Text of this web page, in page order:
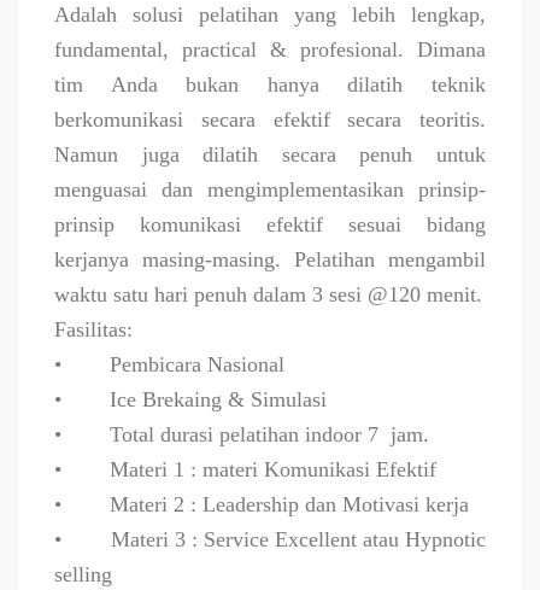
Adalah solusi pelatihan yang lebih lengkap,
fundamental, practical & profesional. Dimana
tim Anda bukan hanya dilatih teknik
berkomunikasi secara efektif secara teoritis.
Namun juga dilatih secara penuh untuk
menguasai dan mengimplementasikan prinsip-
prinsip komunikasi efektif sesuai bidang
kerjanya masing-masing. Pelatihan mengambil
waktu satu hari penuh dalam 3 sesi @120 menit.
Fasilitas:
•
Pembicara Nasional
•
Ice Brekaing & Simulasi
•
Total durasi pelatihan indoor 7 jam.
•
Materi 1 : materi Komunikasi Efektif
•
Materi 2 : Leadership dan Motivasi kerja
•
Materi 3 : Service Excellent atau Hypnotic
selling